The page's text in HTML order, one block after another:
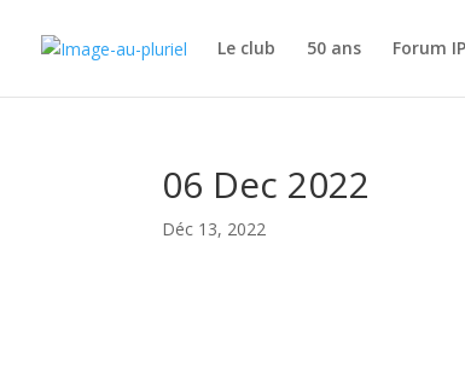
Le club 50 ans Forum IP
06 Dec 2022
Déc 13, 2022